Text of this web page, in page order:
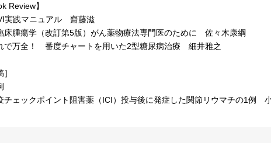
Review】
実践マニュアル 齋藤滋
腫瘍学（改訂第5版）がん薬物療法専門医のために 佐々木康綱
万全！ 番度チャートを用いた2型糖尿病治療 細井雅之
］
ェックポイント阻害薬（ICI）投与後に発症した関節リウマチの1例